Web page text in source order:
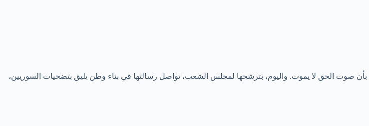
بأن صوت الحق لا يموت. واليوم، بترشحها لمجلس الشعب، تواصل رسالتها في بناء وطن يليق بتضحيات السوريين،